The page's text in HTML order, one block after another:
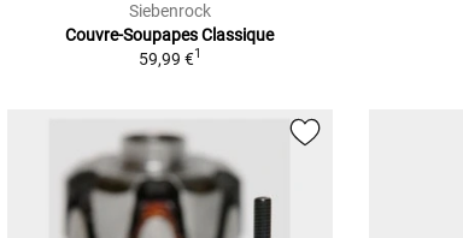
Siebenrock
Couvre-Soupapes Classique
59,99 €1